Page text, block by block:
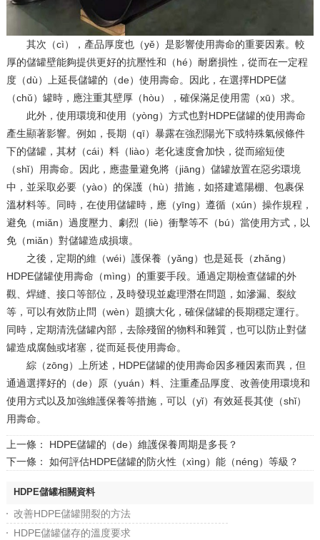
其次（cì），產品厚度也（yě）是影響使用壽命的重要因素。較
厚的儲罐壁能夠提供更好的抗壓性和（hé）耐磨損性，從而在一定程
度（dù）上延長儲罐的（de）使用壽命。因此，在選擇HDPE儲
（chǔ）罐時，應注重其壁厚（hòu），確保滿足使用需（xū）求。
此外，使用環境和使用（yòng）方式也對HDPE儲罐的使用壽命
產生顯著影響。例如，長期（qī）暴露在強烈陽光下或特殊氣候條件
下的儲罐，其材（cái）料（liào）老化速度會加快，從而縮短使
（shǐ）用壽命。因此，應盡量避免將（jiāng）儲罐放置在惡劣環境
中，並采取必要（yào）的保護（hù）措施，如搭建遮陽棚、包裹保
溫材料等。同時，在使用儲罐時，應（yīng）遵循（xún）操作規程，
避免（miǎn）過度壓力、劇烈（liè）衝擊等不（bú）當使用方式，以
免（miǎn）對儲罐造成損壞。
之後，定期的維（wéi）護保養（yǎng）也是延長（zhǎng）
HDPE儲罐使用壽命（mìng）的重要手段。通過定期檢查儲罐的外
觀、焊縫、接口等部位，及時發現並處理潛在問題，如滲漏、裂紋
等，可以有效防止問（wèn）題擴大化，確保儲罐的長期穩定運行。
同時，定期清洗儲罐內部，去除殘留的物料和雜質，也可以防止對儲
罐造成腐蝕或堵塞，從而延長使用壽命。
綜（zōng）上所述，HDPE儲罐的使用壽命因多種因素而異，但
通過選擇好的（de）原（yuán）料、注重產品厚度、改善使用環境和
使用方式以及加強維護保養等措施，可以（yǐ）有效延長其使（shǐ）
用壽命。
上一條： HDPE儲罐的（de）維護保養周期是多長？
下一條： 如何評估HDPE儲罐的防火性（xìng）能（néng）等級？
HDPE儲罐相關資料
改善HDPE儲罐開裂的方法
HDPE儲罐儲存的溫度要求